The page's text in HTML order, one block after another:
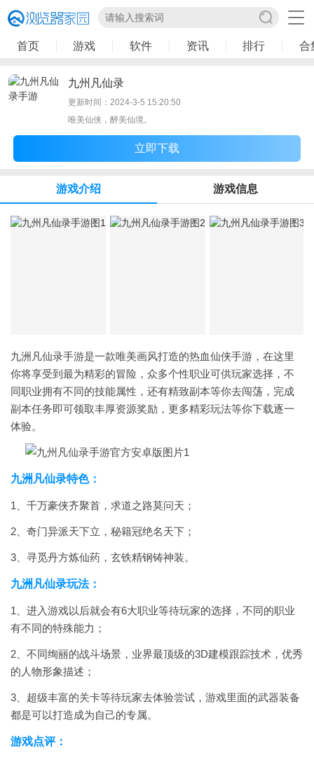
首页 游戏 软件 资讯 排行 合
九州凡仙录
更新时间：2024-3-5 15:20:50
唯美仙侠，醉美仙境。
立即下载
游戏介绍 游戏信息
九洲凡仙录手游是一款唯美画风打造的热血仙侠手游，在这里
你将享受到最为精彩的冒险，众多个性职业可供玩家选择，不
同职业拥有不同的技能属性，还有精致副本等你去闯荡，完成
副本任务即可领取丰厚资源奖励，更多精彩玩法等你下载逐一
体验。
九洲凡仙录特色：
1、千万豪侠齐聚首，求道之路莫问天；
2、奇门异派天下立，秘籍冠绝名天下；
3、寻觅丹方炼仙药，玄铁精钢铸神装。
九洲凡仙录玩法：
1、进入游戏以后就会有6大职业等待玩家的选择，不同的职业
有不同的特殊能力；
2、不同绚丽的战斗场景，业界最顶级的3D建模跟踪技术，优秀
的人物形象描述；
3、超级丰富的关卡等待玩家去体验尝试，游戏里面的武器装备
都是可以打造成为自己的专属。
游戏点评：